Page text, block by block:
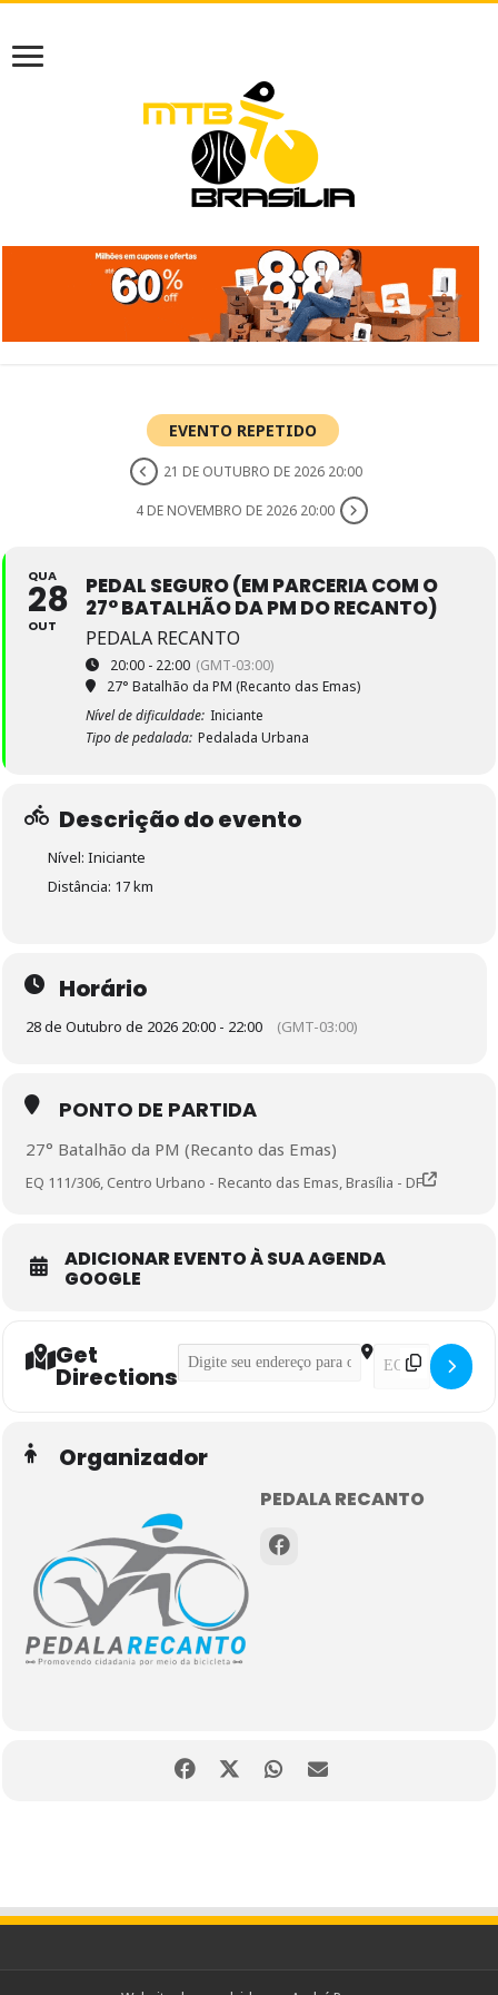
EVENTO REPETIDO
21 DE OUTUBRO DE 2026 20:00
4 DE NOVEMBRO DE 2026 20:00
QUA
28
OUT
PEDAL SEGURO (EM PARCERIA COM O
27° BATALHÃO DA PM DO RECANTO)
PEDALA RECANTO
20:00 - 22:00 (GMT-03:00)
27° Batalhão da PM (Recanto das Emas)
Nível de dificuldade: Iniciante
Tipo de pedalada: Pedalada Urbana
Descrição do evento
Nível: Iniciante
Distância: 17 km
Horário
28 de Outubro de 2026 20:00 - 22:00 (GMT-03:00)
PONTO DE PARTIDA
27° Batalhão da PM (Recanto das Emas)
EQ 111/306, Centro Urbano - Recanto das Emas, Brasília - DF
ADICIONAR EVENTO À SUA AGENDA
GOOGLE
Get
Directions
Address - Pedal Seguro (em parceria com
Destination
Organizador
PEDALA RECANTO